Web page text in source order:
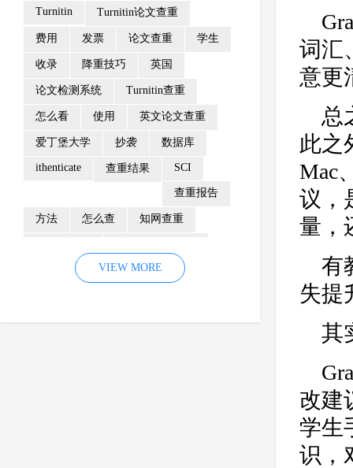
Turnitin Turnitin论文查重
费用 发票 论文查重 学生
收录 降重技巧 英国
论文检测系统 Turnitin查重
怎么看 使用 英文论文查重
爱丁堡大学 抄袭 数据库
ithenticate 查重结果 SCI
查重报告
方法 怎么查 知网查重
颜色 相似性报告
essay IEEE 留学 课程
VIEW MORE
词汇
意更
总
此之
Mac
议，
量，
有
失提
其
改建
学生
识，